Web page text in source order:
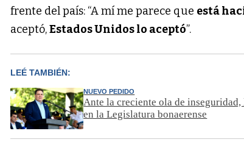
frente del país: “A mí me parece que está
aceptó,Estados Unidos lo aceptó”.
LEÉ TAMBIÉN:
NUEVO PEDIDO
Ante la creciente ola de
en la Legislatura bonaerense